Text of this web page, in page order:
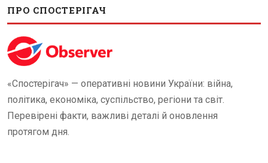
ПРО СПОСТЕРІГАЧ
«Спостерігач» — оперативні новини України: війна,
політика, економіка, суспільство, регіони та світ.
Перевірені факти, важливі деталі й оновлення
протягом дня.